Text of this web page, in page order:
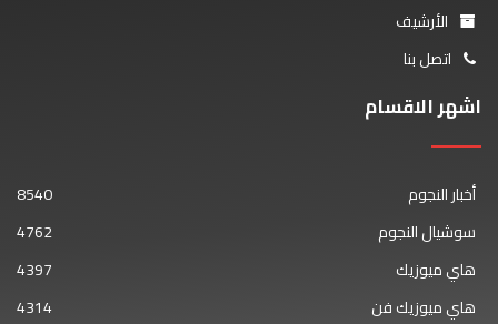
الأرشيف
اتصل بنا
اشهر الاقسام
أخبار النجوم
8540
سوشيال النجوم
4762
هاي ميوزيك
4397
هاي ميوزيك فن
4314